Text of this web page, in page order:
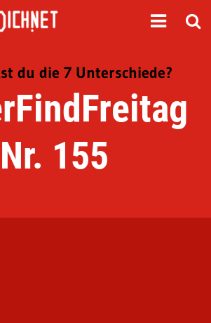
du die 7 Unterschiede?
Nr. 155